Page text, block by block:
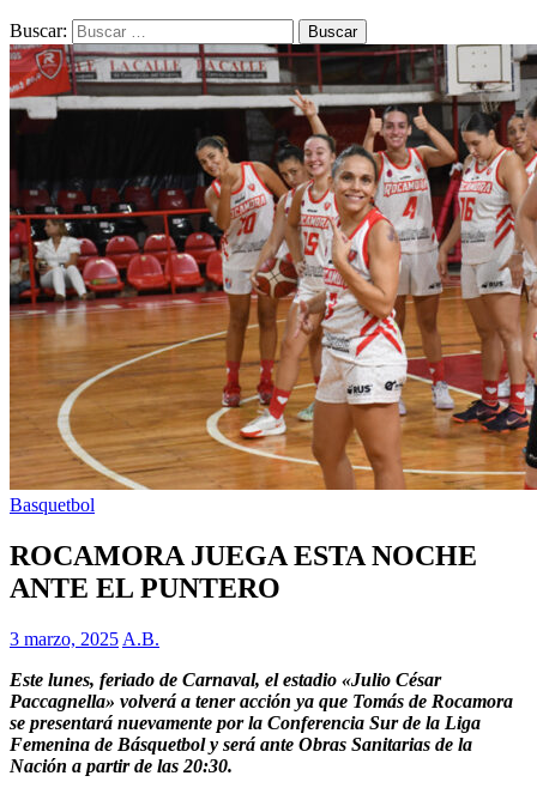
Buscar:
Basquetbol
ROCAMORA JUEGA ESTA NOCHE
ANTE EL PUNTERO
3 marzo, 2025 A.B.
Este lunes, feriado de Carnaval, el estadio «Julio César
Paccagnella» volverá a tener acción ya que Tomás de Rocamora
se presentará nuevamente por la Conferencia Sur de la Liga
Femenina de Básquetbol y será ante Obras Sanitarias de la
Nación a partir de las 20:30.